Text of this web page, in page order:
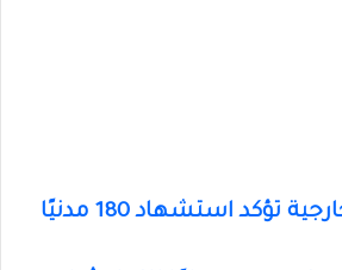
تؤكد استشهاد 180 مدنيًا